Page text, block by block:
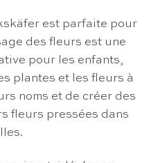
est parfaite pour
des fleurs est une
pour les enfants,
plantes et les fleurs à
noms et de créer des
fleurs pressées dans